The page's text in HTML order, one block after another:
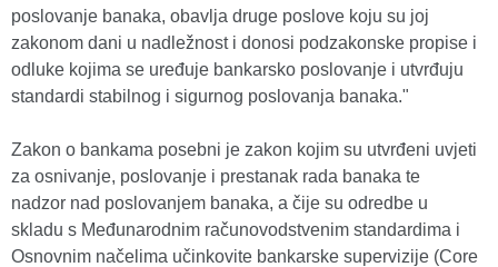
poslovanje banaka, obavlja druge poslove koju su joj
zakonom dani u nadležnost i donosi podzakonske propise i
odluke kojima se uređuje bankarsko poslovanje i utvrđuju
standardi stabilnog i sigurnog poslovanja banaka."
Zakon o bankama posebni je zakon kojim su utvrđeni uvjeti
za osnivanje, poslovanje i prestanak rada banaka te
nadzor nad poslovanjem banaka, a čije su odredbe u
skladu s Međunarodnim računovodstvenim standardima i
Osnovnim načelima učinkovite bankarske supervizije (Core